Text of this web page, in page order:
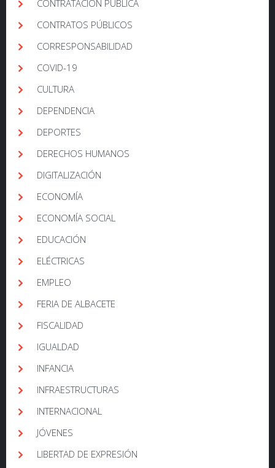
CONTRATACIÓN PÚBLICA
CONTRATOS PÚBLICOS
CORRESPONSABILIDAD
COVID-19
CULTURA
DEPENDENCIA
DEPORTES
DERECHOS HUMANOS
DIGITALIZACIÓN
ECONOMÍA
ECONOMÍA SOCIAL
EDUCACIÓN
ELÉCTRICAS
EMPLEO
FERIA DE ALBACETE
FISCALIDAD
IGUALDAD
INFANCIA
INFRAESTRUCTURAS
INTERNACIONAL
JÓVENES
LIBERTAD DE EXPRESIÓN